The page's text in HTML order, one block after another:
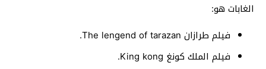
الغابات هو:
فيلم طرازان The lengend of tarazan.
فيلم الملك كونغ King kong.